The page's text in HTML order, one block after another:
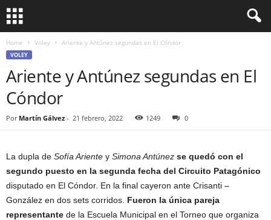
Home Voley Ariente y Antúnez segundas en El Cóndor
VOLEY
Ariente y Antúnez segundas en El
Cóndor
Por Martín Gálvez - 21 febrero, 2022 1249 0
La dupla de Sofía Ariente y Simona Antúnez se quedó con el
segundo puesto en la segunda fecha del Circuito Patagónico
disputado en El Cóndor. En la final cayeron ante Crisanti –
González en dos sets corridos. Fueron la única pareja
representante de la Escuela Municipal en el Torneo que organiza